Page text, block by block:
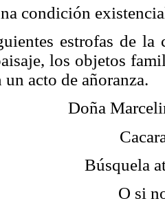
condición
estrofas de la
los objetos
acto de añoranza.
Doña
Búsquela
O si